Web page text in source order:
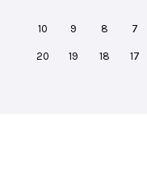
7
8
9
10
17
18
19
20